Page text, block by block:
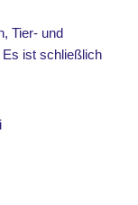
Tier- und
Es ist schließlich